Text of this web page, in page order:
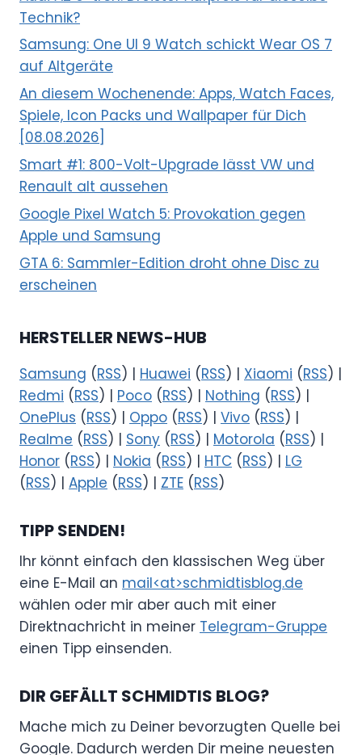
Technik?
Samsung: One UI 9 Watch schickt Wear OS 7
auf Altgeräte
An diesem Wochenende: Apps, Watch Faces,
Spiele, Icon Packs und Wallpaper für Dich
[08.08.2026]
Smart #1: 800-Volt-Upgrade lässt VW und
Renault alt aussehen
Google Pixel Watch 5: Provokation gegen
Apple und Samsung
GTA 6: Sammler-Edition droht ohne Disc zu
erscheinen
HERSTELLER NEWS-HUB
Samsung (RSS) | Huawei (RSS) | Xiaomi (RSS) |
Redmi (RSS) | Poco (RSS) | Nothing (RSS) |
OnePlus (RSS) | Oppo (RSS) | Vivo (RSS) |
Realme (RSS) | Sony (RSS) | Motorola (RSS) |
Honor (RSS) | Nokia (RSS) | HTC (RSS) | LG
(RSS) | Apple (RSS) | ZTE (RSS)
TIPP SENDEN!
Ihr könnt einfach den klassischen Weg über
eine E-Mail an mail<at>schmidtisblog.de
wählen oder mir aber auch mit einer
Direktnachricht in meiner Telegram-Gruppe
einen Tipp einsenden.
DIR GEFÄLLT SCHMIDTIS BLOG?
Mache mich zu Deiner bevorzugten Quelle bei
Google. Dadurch werden Dir meine neuesten